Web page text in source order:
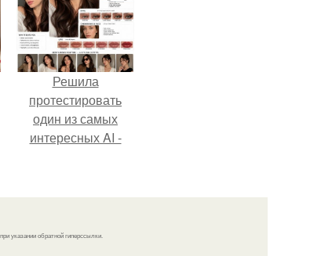
Решила
протестировать
один из самых
интересных AI -
указании обратной гиперссылки.